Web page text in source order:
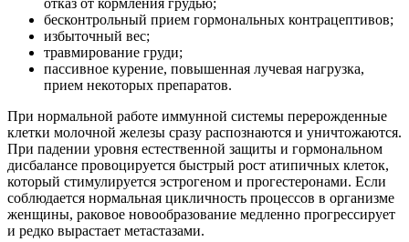
бесконтрольный прием гормональных контрацептивов;
избыточный вес;
травмирование груди;
пассивное курение, повышенная лучевая нагрузка,
прием некоторых препаратов.
При нормальной работе иммунной системы перерожденные
клетки молочной железы сразу распознаются и уничтожаются.
При падении уровня естественной защиты и гормональном
дисбалансе провоцируется быстрый рост атипичных клеток,
который стимулируется эстрогеном и прогестеронами. Если
соблюдается нормальная цикличность процессов в организме
женщины, раковое новообразование медленно прогрессирует
и редко вырастает метастазами.